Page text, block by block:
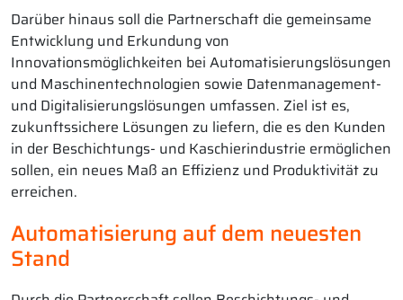
Darüber hinaus soll die Partnerschaft die gemeinsame
Entwicklung und Erkundung von
Innovationsmöglichkeiten bei Automatisierungslösungen
und Maschinentechnologien sowie Datenmanagement-
und Digitalisierungslösungen umfassen. Ziel ist es,
zukunftssichere Lösungen zu liefern, die es den Kunden
in der Beschichtungs- und Kaschierindustrie ermöglichen
sollen, ein neues Maß an Effizienz und Produktivität zu
erreichen.
Automatisierung auf dem neuesten
Stand